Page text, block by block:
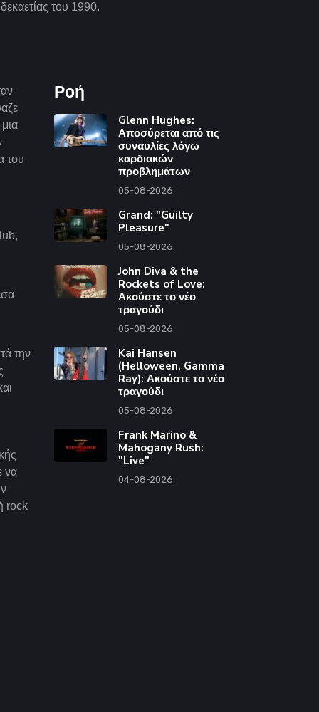
του 1990.
του
,
την
να
rock
Ροή
Glenn Hughes:
Αποσύρεται από τις
συναυλίες λόγω
καρδιακών
προβλημάτων
05-08-2026
Grand: "Guilty
Pleasure"
05-08-2026
John Diva & the
Rockets of Love:
Ακούστε το νέο
τραγούδι
05-08-2026
Kai Hansen
(Helloween, Gamma
Ray): Ακούστε το νέο
τραγούδι
05-08-2026
Frank Marino &
Mahogany Rush:
"Live"
04-08-2026